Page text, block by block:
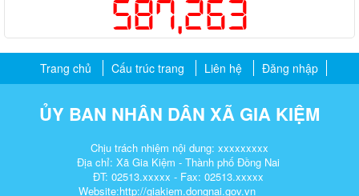
587,263
Trang chủ Cấu trúc trang Liên hệ Đăng nhập
ỦY BAN NHÂN DÂN XÃ GIA KIỆM
Chịu trách nhiệm nội dung: xxxxxxxxx
Địa chỉ: Xã Gia Kiệm - Thành phố Đồng Nai
ĐT: 02513.xxxxx - Fax: 02513.xxxxx
Website:http://giakiem.dongnai.gov.vn